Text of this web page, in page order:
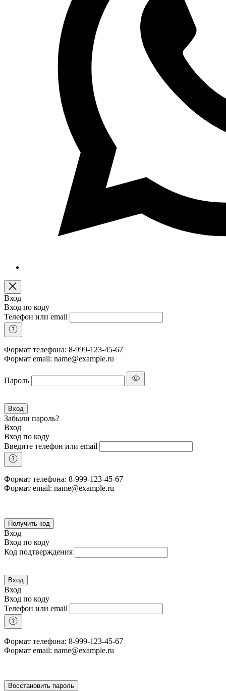
Вход
Вход по коду
Телефон или email
Формат телефона: 8-999-123-45-67
Формат email: name@example.ru
Пароль
Вход
Забыли пароль?
Вход
Вход по коду
Введите телефон или email
Формат телефона: 8-999-123-45-67
Формат email: name@example.ru
Получить код
Вход
Вход по коду
Код подтверждения
Вход
Вход
Вход по коду
Телефон или email
Формат телефона: 8-999-123-45-67
Формат email: name@example.ru
Восстановить пароль